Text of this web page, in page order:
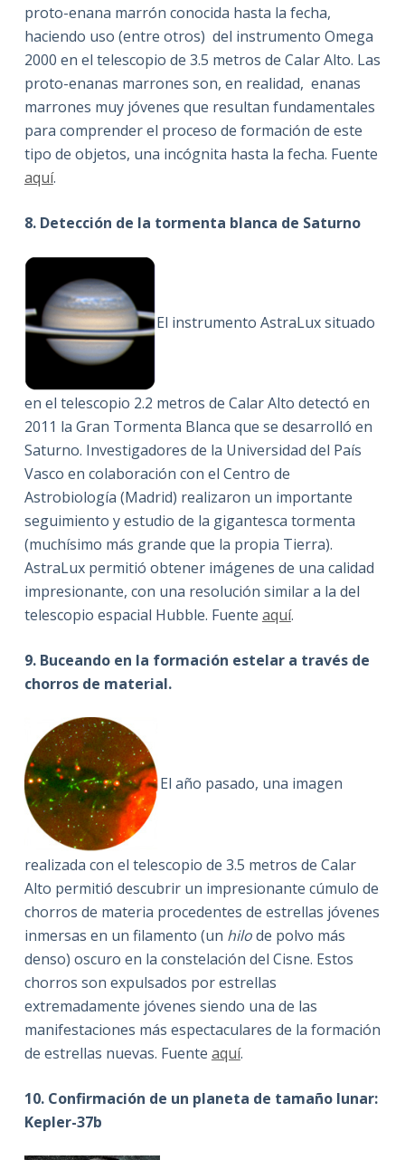
proto-enana marrón conocida hasta la fecha,
haciendo uso (entre otros) del instrumento Omega
2000 en el telescopio de 3.5 metros de Calar Alto. Las
proto-enanas marrones son, en realidad, enanas
marrones muy jóvenes que resultan fundamentales
para comprender el proceso de formación de este
tipo de objetos, una incógnita hasta la fecha. Fuente
aquí.
8. Detección de la tormenta blanca de Saturno
El instrumento AstraLux situado
en el telescopio 2.2 metros de Calar Alto detectó en
2011 la Gran Tormenta Blanca que se desarrolló en
Saturno. Investigadores de la Universidad del País
Vasco en colaboración con el Centro de
Astrobiología (Madrid) realizaron un importante
seguimiento y estudio de la gigantesca tormenta
(muchísimo más grande que la propia Tierra).
AstraLux permitió obtener imágenes de una calidad
impresionante, con una resolución similar a la del
telescopio espacial Hubble. Fuente aquí.
9. Buceando en la formación estelar a través de
chorros de material.
El año pasado, una imagen
realizada con el telescopio de 3.5 metros de Calar
Alto permitió descubrir un impresionante cúmulo de
chorros de materia procedentes de estrellas jóvenes
inmersas en un filamento (un hilode polvo más
denso) oscuro en la constelación del Cisne. Estos
chorros son expulsados por estrellas
extremadamente jóvenes siendo una de las
manifestaciones más espectaculares de la formación
de estrellas nuevas. Fuente aquí.
10. Confirmación de un planeta de tamaño lunar:
Kepler-37b